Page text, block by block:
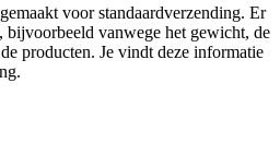
voor standaardverzending. Er
bijvoorbeeld vanwege het gewicht, de
producten. Je vindt deze informatie